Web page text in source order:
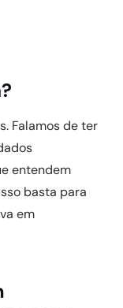
Falamos de ter
entendem
basta para
em